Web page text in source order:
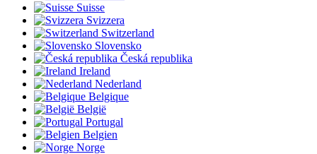
Suisse
Svizzera
Switzerland
Slovensko
Česká republika
Ireland
Nederland
Belgique
België
Portugal
Belgien
Norge